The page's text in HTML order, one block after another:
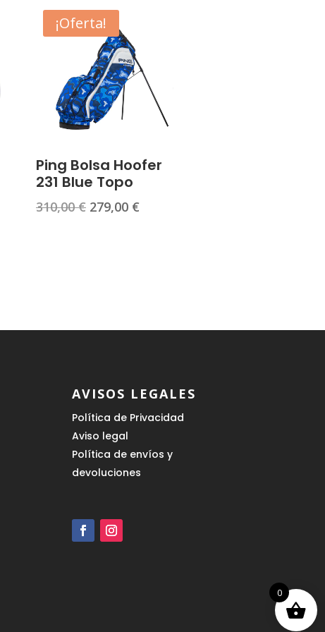
¡Oferta!
Ping Bolsa Hoofer
231 Blue Topo
310,00€ El
279,00 €El
AVISOS LEGALES
Política de Privacidad
Aviso legal
Política de envíos y
devoluciones
0